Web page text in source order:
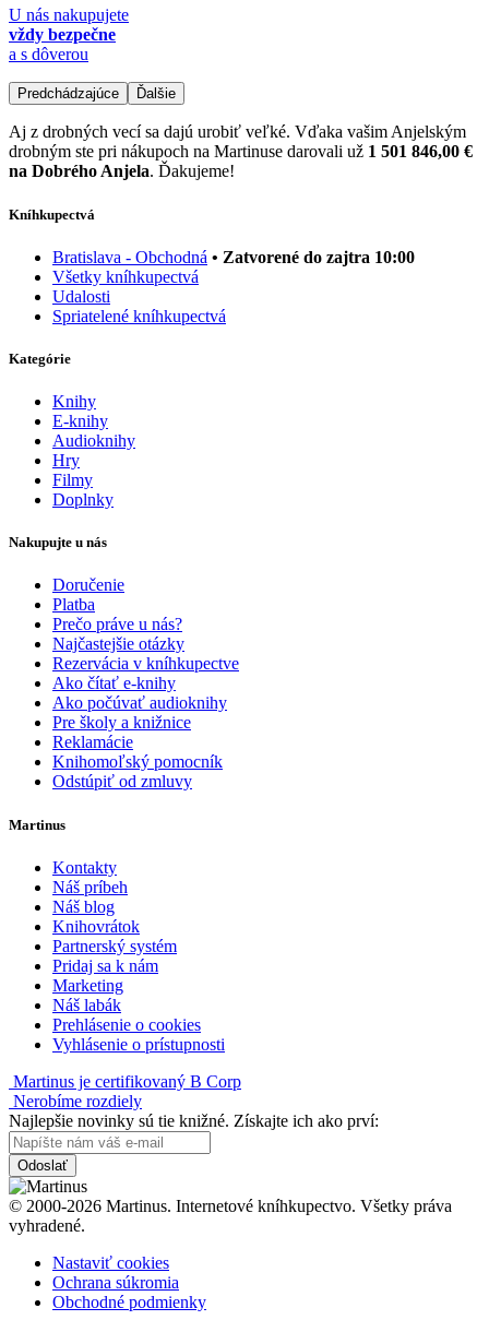
U nás nakupujete
vždy bezpečne
a s dôverou
Predchádzajúce Ďalšie
Aj z drobných vecí sa dajú urobiť veľké. Vďaka vašim Anjelským
drobným ste pri nákupoch na Martinuse darovali už 1 501 846,00 €
na Dobrého Anjela. Ďakujeme!
Kníhkupectvá
Bratislava - Obchodná • Zatvorené do zajtra 10:00
Všetky kníhkupectvá
Udalosti
Spriatelené kníhkupectvá
Kategórie
Knihy
E-knihy
Audioknihy
Hry
Filmy
Doplnky
Nakupujte u nás
Doručenie
Platba
Prečo práve u nás?
Najčastejšie otázky
Rezervácia v kníhkupectve
Ako čítať e-knihy
Ako počúvať audioknihy
Pre školy a knižnice
Reklamácie
Knihomoľský pomocník
Odstúpiť od zmluvy
Martinus
Kontakty
Náš príbeh
Náš blog
Knihovrátok
Partnerský systém
Pridaj sa k nám
Marketing
Náš labák
Prehlásenie o cookies
Vyhlásenie o prístupnosti
Martinus je certifikovaný B Corp
Nerobíme rozdiely
Najlepšie novinky sú tie knižné. Získajte ich ako prví:
Odoslať
© 2000-2026 Martinus. Internetové kníhkupectvo. Všetky práva
vyhradené.
Nastaviť cookies
Ochrana súkromia
Obchodné podmienky